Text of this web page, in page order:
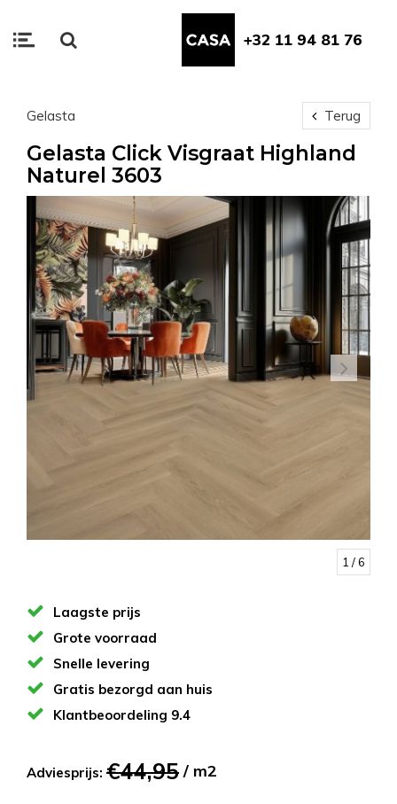
+32 11 94 81 76
Gelasta Terug
Gelasta Click Visgraat Highland
Naturel 3603
1 / 6
Laagste prijs
Grote voorraad
Snelle levering
Gratis bezorgd aan huis
Klantbeoordeling 9.4
Adviesprijs: €44,95 / m2